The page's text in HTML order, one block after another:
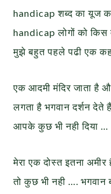
handicap शब्द का यूज
handicap लोगों को किस
मुझे बहुत पहले पढी एक
एक आदमी मंदिर जाता है
लगता है भगवान दर्शन देते
आपके कुछ भी नही दिया …
मेरा एक दोस्त इतना
तो कुछ भी नही …. भगवान